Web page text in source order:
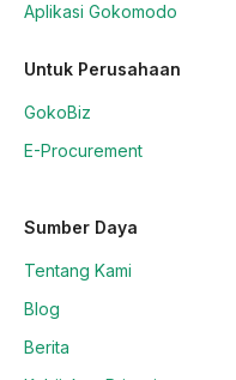
Aplikasi Gokomodo
Untuk Perusahaan
GokoBiz
E-Procurement
Sumber Daya
Tentang Kami
Blog
Berita